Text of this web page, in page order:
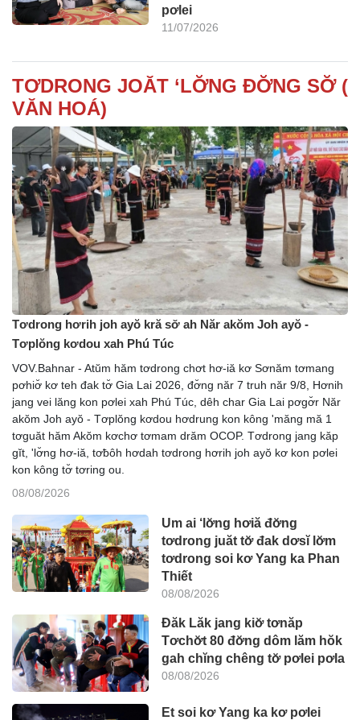
pơlei
11/07/2026
TƠDRONG JOĂT ‘LƠ̆NG ĐƠ̆NG SƠ̆ (
VĂN HOÁ)
Tơdrong hơrih joh ayŏ kră sơ̆ ah Năr akŏm Joh ayŏ -
Tơplŏng kơdou xah Phú Túc
VOV.Bahnar - Atŭm hăm tơdrong chơt hơ-iă kơ Sơnăm tơmang
pơhiơ̆ kơ teh đak tơ̆ Gia Lai 2026, đơ̆ng năr 7 truh năr 9/8, Hơnih
jang vei lăng kon pơlei xah Phú Túc, dêh char Gia Lai pơgơ̆r Năr
akŏm Joh ayŏ - Tơplŏng kơdou hơdrung kon kông 'măng mă 1
tơguăt hăm Akŏm kơchơ tơmam drăm OCOP. Tơdrong jang kăp
gĭt, 'lơ̆ng hơ-iă, tơƀôh hơdah tơdrong hơrih joh ayŏ kơ kon pơlei
kon kông tơ̆ tơring ou.
08/08/2026
Um ai ‘lơ̆ng hơiă đơ̆ng
tơdrong juăt tơ̆ đak dơsĭ lơ̆m
tơdrong soi kơ Yang ka Phan
Thiết
08/08/2026
Đăk Lăk jang kiơ̆ tơnăp
Tơchơ̆t 80 đơ̆ng dôm lăm hŏk
gah chĭng chêng tơ̆ pơlei pơla
08/08/2026
Et soi kơ Yang ka kơ pơlei